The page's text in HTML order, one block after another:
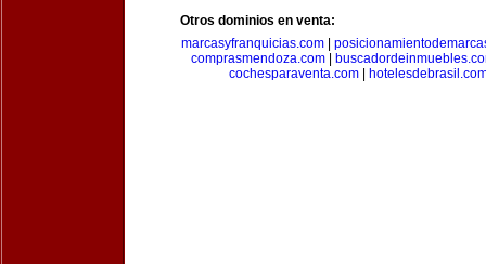
Otros dominios en venta:
marcasyfranquicias.com|
comprasmendoza.com
cochesparaventa.com|